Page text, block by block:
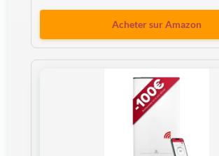
Acheter sur Amazon